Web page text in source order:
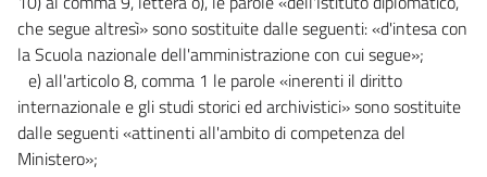
che segue altresì» sono sostituite dalle seguenti: «d'intesa con
la Scuola nazionale dell'amministrazione con cui segue»;
e) all'articolo 8, comma 1 le parole «inerenti il diritto
internazionale e gli studi storici ed archivistici» sono sostituite
dalle seguenti «attinenti all'ambito di competenza del
Ministero»;